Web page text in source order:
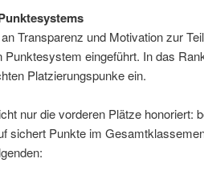
Transparenz und Motivation zur
Punktesystem eingeführt. In das
Platzierungspunke ein.
nur die vorderen Plätze honoriert:
sichert Punkte im